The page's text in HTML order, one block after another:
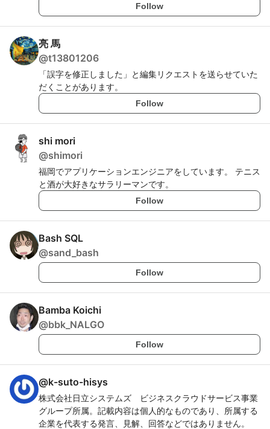
Follow
亮 馬
@t13801206
「誤字を修正しました」と編集リクエストを送らせていた
だくことがあります。
Follow
shi mori
@shimori
福岡でアプリケーションエンジニアをしています。 テニス
と酒が大好きなサラリーマンです。
Follow
Bash SQL
@sand_bash
Follow
Bamba Koichi
@bbk_NALGO
Follow
@k-suto-hisys
株式会社日立システムズ ビジネスクラウドサービス事業
グループ所属。記載内容は個人的なものであり、所属する
企業を代表する発言、見解、回答などではありません。